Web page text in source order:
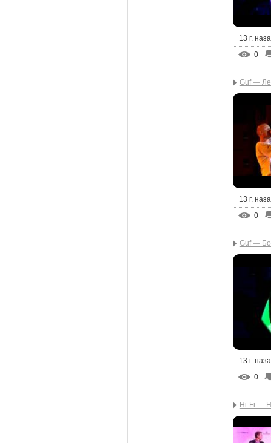
13 г.
0
Guf —
13 г.
0
Guf —
13 г.
0
Hi-Fi —